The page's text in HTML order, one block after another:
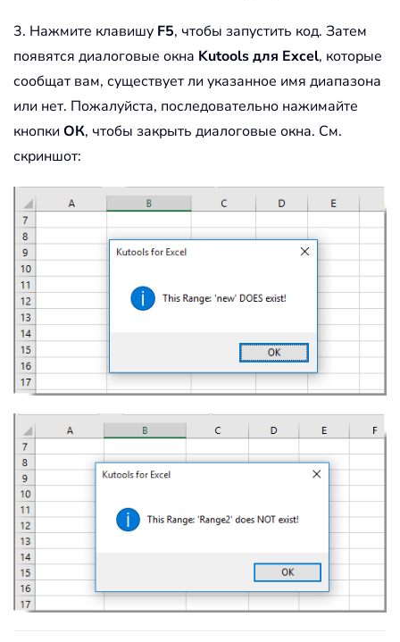
3. Нажмите клавишу F5, чтобы запустить код. Затем
появятся диалоговые окна Kutools для Excel, которые
сообщат вам, существует ли указанное имя диапазона
или нет. Пожалуйста, последовательно нажимайте
кнопки ОК, чтобы закрыть диалоговые окна. См.
скриншот: